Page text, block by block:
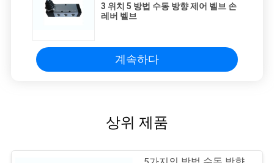
3 위치 5 방법 수동 방향 제어 벨브 손
레버 벨브
계속하다
상위 제품